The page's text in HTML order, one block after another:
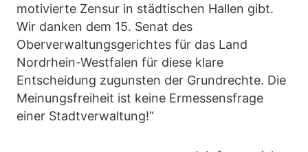
motivierte Zensur in städtischen Hallen gibt.
Wir danken dem 15. Senat des
Oberverwaltungsgerichtes für das Land
Nordrhein-Westfalen für diese klare
Entscheidung zugunsten der Grundrechte. Die
Meinungsfreiheit ist keine Ermessensfrage
einer Stadtverwaltung!“